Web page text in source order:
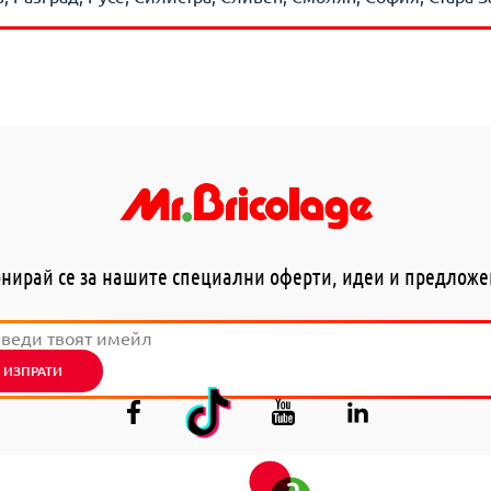
се за нашите специални оферти, идеи и
ИЗПРАТИ